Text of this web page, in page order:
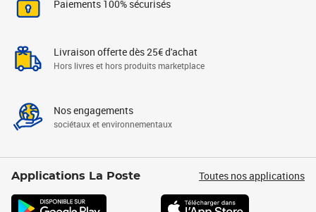
Paiements 100% sécurisés
Livraison offerte dès 25€ d'achat
Hors livres et hors produits marketplace
Nos engagements
sociétaux et environnementaux
Applications La Poste Toutes nos applications